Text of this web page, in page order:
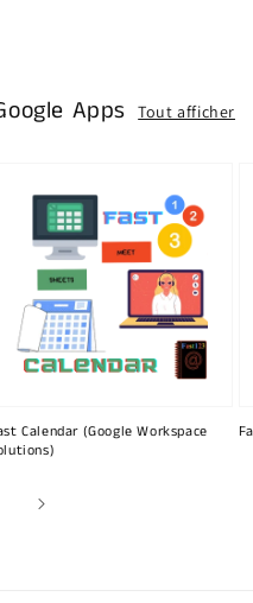
Apps Tout afficher
Calendar (Google Workspace